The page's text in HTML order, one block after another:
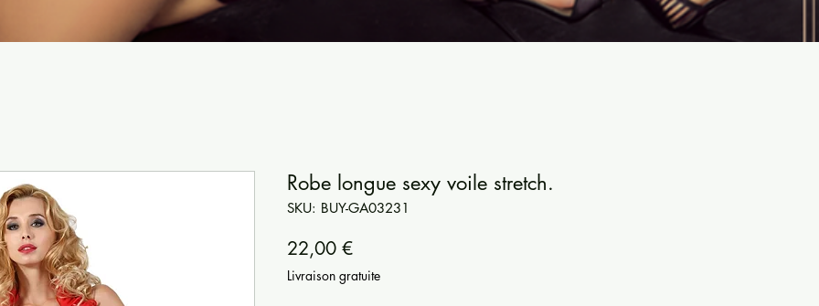
Robe longue sexy voile stretch.
SKU: BUY-GA03231
22,00 €Precio
Livraison gratuite